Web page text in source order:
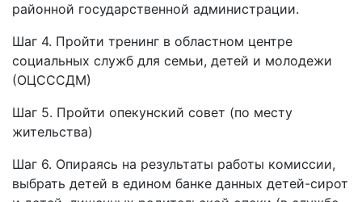
районной государственной администрации.
Шаг 4. Пройти тренинг в областном центре
социальных служб для семьи, детей и молодежи
(ОЦСССДМ)
Шаг 5. Пройти опекунский совет (по месту
жительства)
Шаг 6. Опираясь на результаты работы комиссии,
выбрать детей в едином банке данных детей-сирот